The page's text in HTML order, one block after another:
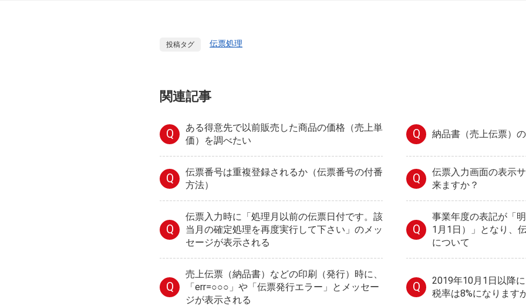
投稿タグ 伝票処理
関連記事
Q
ある得意先で以前販売した商品の価格（売上単
価）を調べたい
Q 納品書（売上伝票）
Q
伝票番号は重複登録されるか（伝票番号の付番
方法）
Q
伝票入力画面の表示
来ますか？
Q
伝票入力時に「処理月以前の伝票日付です。該
当月の確定処理を再度実行して下さい」のメッ
セージが表示される
Q
事業年度の表記が「
1月1日）」となり、
について
Q
売上伝票（納品書）などの印刷（発行）時に、
「err=○○○」や「伝票発行エラー」とメッセー
ジが表示される
Q
2019年10月1日以降
税率は8%になります